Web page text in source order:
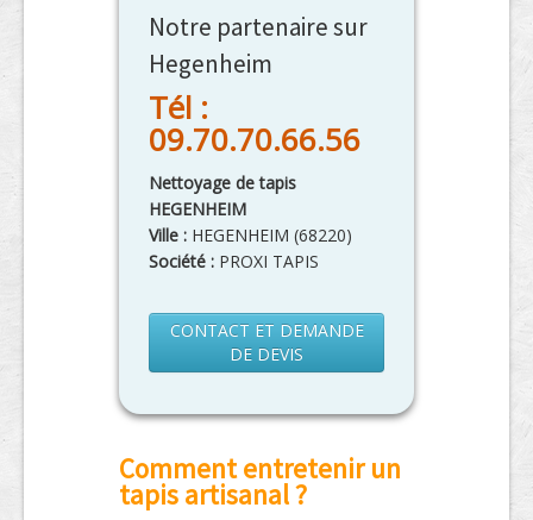
Notre partenaire sur
Hegenheim
Tél :
09.70.70.66.56
Nettoyage de tapis
HEGENHEIM
Ville : HEGENHEIM (68220)
Société : PROXI TAPIS
CONTACT ET DEMANDE
DE DEVIS
Comment entretenir un
tapis artisanal ?